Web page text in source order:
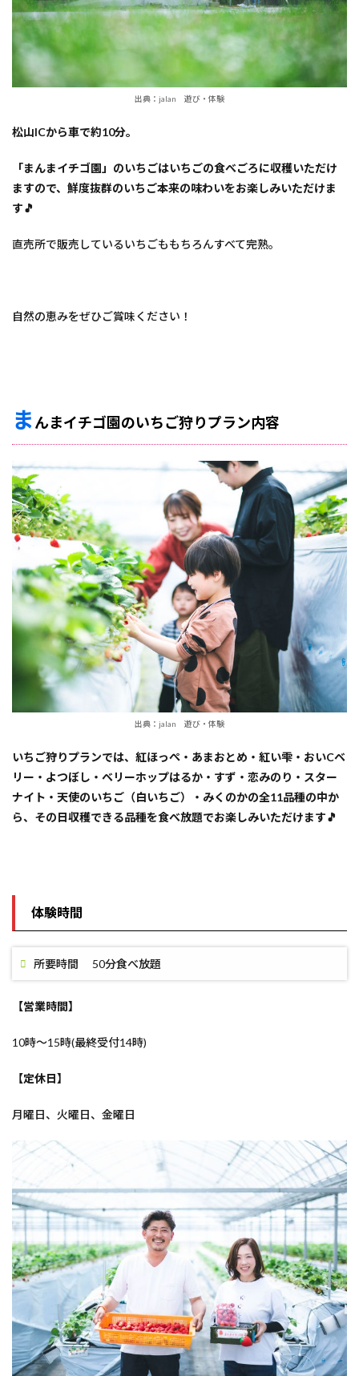
出典：jalan 遊び・体験
松山ICから車で約10分。
「まんまイチゴ園」のいちごはいちごの食べごろに収穫いただけ
ますので、鮮度抜群のいちご本来の味わいをお楽しみいただけま
す🎵
直売所で販売しているいちごももちろんすべて完熟。
自然の恵みをぜひご賞味ください！
まんまイチゴ園のいちご狩りプラン内容
出典：jalan 遊び・体験
いちご狩りプランでは、紅ほっぺ・あまおとめ・紅い雫・おいCベ
リー・よつぼし・ベリーホップはるか・すず・恋みのり・スター
ナイト・天使のいちご（白いちご）・みくのかの全11品種の中か
ら、その日収穫できる品種を食べ放題でお楽しみいただけます🎵
体験時間
所要時間 50分食べ放題
【営業時間】
10時～15時(最終受付14時)
【定休日】
月曜日、火曜日、金曜日